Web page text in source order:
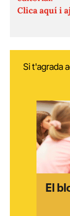
Clica aquí i
Si t'agrada